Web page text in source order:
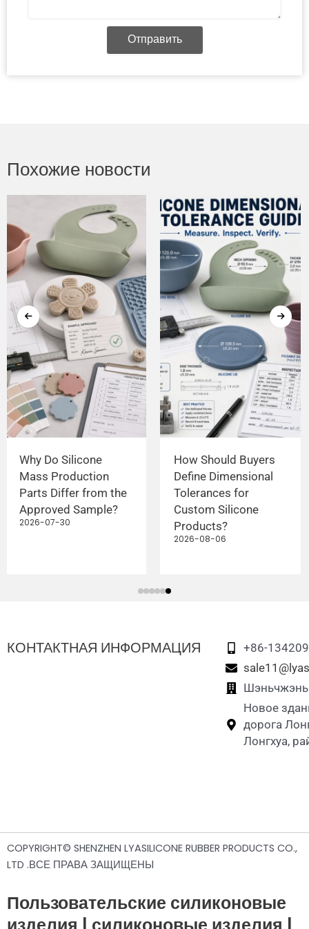
Отправить
Похожие новости
Why Do Silicone
Mass Production
Parts Differ from the
Approved Sample?
2026-07-30
How Should Buyers
Define Dimensional
Tolerances for
Custom Silicone
Products?
2026-08-06
КОНТАКТНАЯ ИНФОРМАЦИЯ
+86-
Шэньчжэнь
Новое
дорога
Лонгхуа,
COPYRIGHT© SHENZHEN LYASILICONE RUBBER PRODUCTS CO.,
LTD .ВСЕ ПРАВА ЗАЩИЩЕНЫ
Пользовательские силиконовые